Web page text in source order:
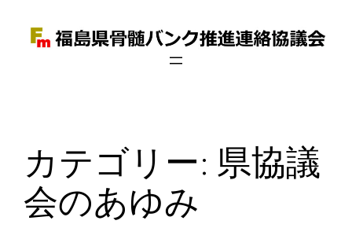
カテゴリー: 県協議
会のあゆみ